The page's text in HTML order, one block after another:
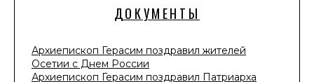
ДОКУМЕНТЫ
Архиепископ Герасим поздравил жителей
Осетии с Днем России
Архиепископ Герасим поздравил Патриарха